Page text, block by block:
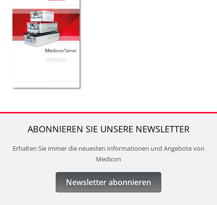
ABONNIEREN SIE UNSERE NEWSLETTER
Erhalten Sie immer die neuesten Informationen und Angebote von
Medicon
Newsletter abonnieren